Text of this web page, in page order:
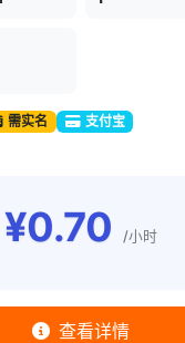
需实名 支付宝
¥0.70 /小时
查看详情